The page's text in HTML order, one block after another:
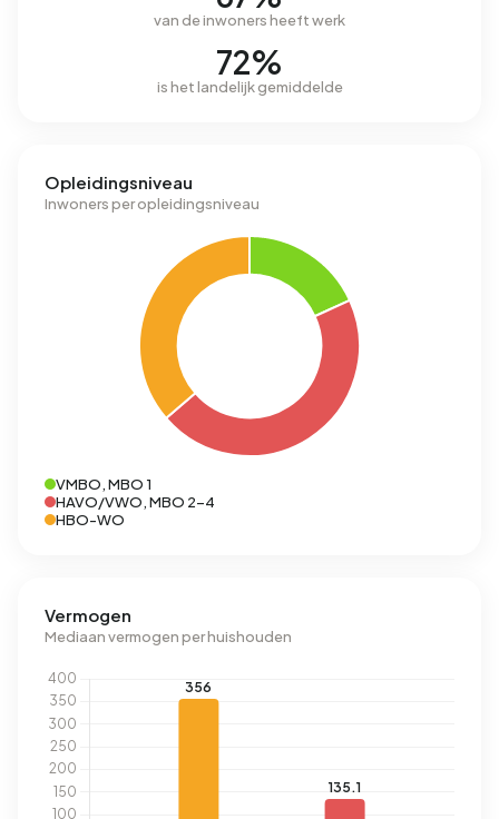
van de inwoners heeft werk
72%
is het landelijk gemiddelde
Opleidingsniveau
Inwoners per opleidingsniveau
VMBO, MBO 1
HAVO/VWO, MBO 2-4
HBO-WO
Vermogen
Mediaan vermogen per huishouden